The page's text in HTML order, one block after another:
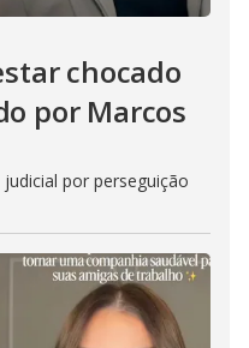
chocado
por Marcos
por perseguição